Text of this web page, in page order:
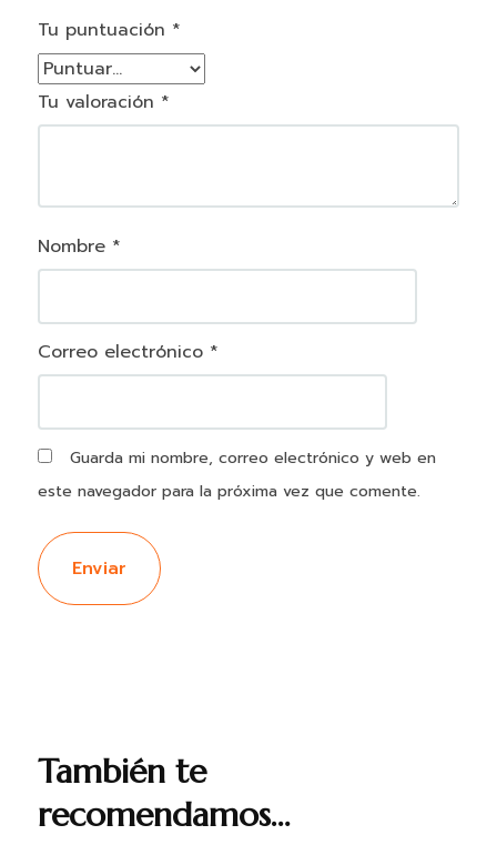
Tu puntuación *
Tu valoración *
Nombre *
Correo electrónico *
Guarda mi nombre, correo electrónico y web en
este navegador para la próxima vez que comente.
También te
recomendamos…